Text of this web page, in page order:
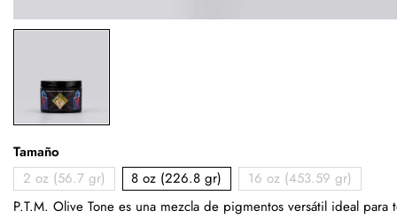
Tamaño
2 oz (56.7 gr)
8 oz (226.8 gr)
16 oz (453.59 gr)
P.T.M. Olive Tone es una mezcla de pigmentos versátil ideal